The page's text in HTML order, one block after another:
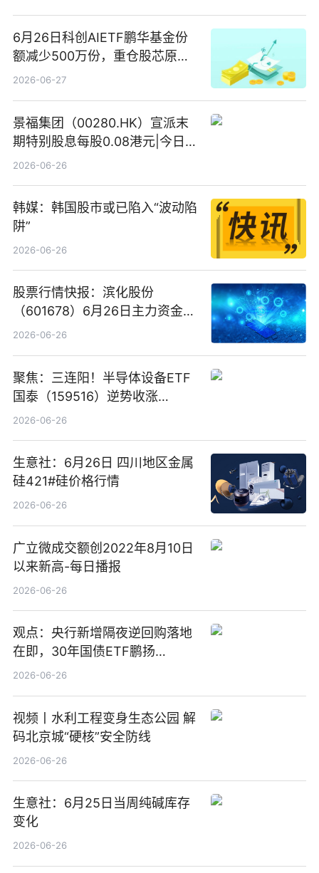
6月26日科创AIETF鹏华基金份
额减少500万份，重仓股芯原股
份、寒武纪、澜起科技 观速讯
2026-06-27
景福集团（00280.HK）宣派末
期特别股息每股0.08港元|今日快
看
2026-06-26
韩媒：韩国股市或已陷入“波动陷
阱”
2026-06-26
股票行情快报：滨化股份
（601678）6月26日主力资金净
卖出5964.34万元
2026-06-26
聚焦：三连阳！半导体设备ETF
国泰（159516）逆势收涨
3.5%，近10日累计净流入超65
2026-06-26
生意社：6月26日 四川地区金属
硅421#硅价格行情
2026-06-26
广立微成交额创2022年8月10日
以来新高-每日播报
2026-06-26
观点：央行新增隔夜逆回购落地
在即，30年国债ETF鹏扬
(511090) 盘中小幅上涨
2026-06-26
视频丨水利工程变身生态公园 解
码北京城“硬核”安全防线
2026-06-26
生意社：6月25日当周纯碱库存
变化
2026-06-26